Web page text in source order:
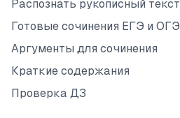
Распознать рукописный текст
Готовые сочинения ЕГЭ и ОГЭ
Аргументы для сочинения
Краткие содержания
Проверка ДЗ